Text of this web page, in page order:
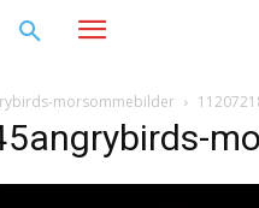
morsommebilder